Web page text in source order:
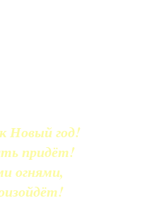
Новый год!
придёт!
огнями,